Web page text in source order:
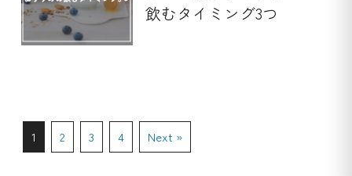
飲むタイミング3つ
1 2 3 4 Next »